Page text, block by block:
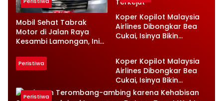
Mobil Sehat Tabrak
Motor di Jalan Raya
Kesambi Lamongan, Ini
Koper Kopilot Malaysia
Airlines Dibongkar Bea
Cukai, Isinya Bikin
Peristiwa
Koper Kopilot Malaysia
Airlines Dibongkar Bea
Cukai, Isinya Bikin
Petugas Terkejut
Peristiwa